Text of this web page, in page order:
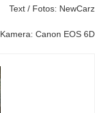
Text / Fotos: NewCarz
Kamera: Canon EOS 6D